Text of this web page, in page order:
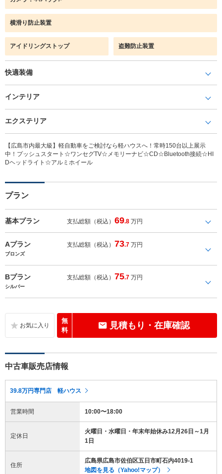
横滑り防止装置
アイドリングストップ 盗難防止装置
快適装備
インテリア
エクステリア
【広島市内最大級】軽自動車をご検討なら軽ハウスへ！常時150台以上展示
中！プッシュスタート☆ワンセグTV☆メモリーナビ☆CD☆Bluetooth接続☆HI
Dヘッドライト☆アルミホイール
プラン
基本プラン 支払総額（税込）69.8 万円
Aプラン 支払総額（税込） 73.7 万円
ブロンズ
Bプラン 支払総額（税込） 75.7 万円
シルバー
無
料
見積もり・在庫確認
中古車販売店情報
39.8万円専門店 軽ハウス
営業時間 10:00〜18:00
定休日
火曜日・水曜日・年末年始休み12月26日～1月
1日
住所
広島県広島市佐伯区五日市町石内4019-1
地図を見る（Yahoo!マップ）